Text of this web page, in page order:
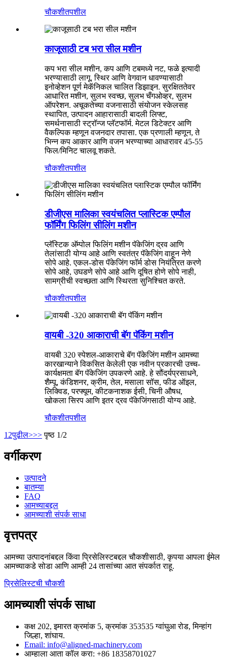
चौकशीतपशील
काजूसाठी टब भरा सील मशीन
कप भरा सील मशीन, कप आणि टबमध्ये नट, फळे इत्यादी
भरण्यासाठी लागू. स्थिर आणि वेगवान धावण्यासाठी
इनोव्हेशन पूर्ण मेकॅनिकल चालित डिझाइन. सुरक्षिततेवर
आधारित मशीन, सुलभ स्वच्छ, सुलभ चँगओव्हर, सुलभ
ऑपरेशन. अचूकतेच्या वजनासाठी संयोजन स्केलसह
स्थापित, उत्पादन आहारासाठी बादली लिफ्ट,
समर्थनासाठी स्ट्रॉन्ज प्लॅटफॉर्म. मेटल डिटेक्टर आणि
वैकल्पिक म्हणून वजनदार तपासा. एक प्रणाली म्हणून, ते
भिन्न कप आकार आणि वजन भरण्याच्या आधारावर 45-55
फिल/मिनिट चालवू शकते.
चौकशीतपशील
डीजीएस मालिका स्वयंचलित प्लास्टिक एम्पौल
फॉर्मिंग फिलिंग सीलिंग मशीन
प्लॅस्टिक अ‍ॅम्पोल फिलिंग मशीन पॅकेजिंग द्रव आणि
तेलांसाठी योग्य आहे आणि स्वतंत्र पॅकेजिंग वाहून नेणे
सोपे आहे. एकल-डोस पॅकेजिंग फॉर्म डोस नियंत्रित करणे
सोपे आहे, उघडणे सोपे आहे आणि दूषित होणे सोपे नाही,
सामग्रीची स्वच्छता आणि स्थिरता सुनिश्चित करते.
चौकशीतपशील
वायबी -320 आकाराची बॅग पॅकिंग मशीन
वायबी 320 स्पेशल-आकाराचे बॅग पॅकेजिंग मशीन आमच्या
कारखान्याने विकसित केलेली एक नवीन प्रकारची उच्च-
कार्यक्षमता बॅग पॅकेजिंग उपकरणे आहे. हे सौंदर्यप्रसाधने,
शैम्पू, कंडिशनर, क्रीम, तेल, मसाला सॉस, फीड ऑइल,
लिक्विड, परफ्यूम, कीटकनाशक ईसी, चिनी औषध,
खोकला सिरप आणि इतर द्रव पॅकेजिंगसाठी योग्य आहे.
चौकशीतपशील
1 2पुढील>>> पृष्ठ 1/2
वर्गीकरण
उत्पादने
बातम्या
FAQ
आमच्याबद्दल
आमच्याशी संपर्क साधा
वृत्तपत्र
आमच्या उत्पादनांबद्दल किंवा प्रिसेलिस्टबद्दल चौकशीसाठी, कृपया आपला ईमेल
आमच्याकडे सोडा आणि आम्ही 24 तासांच्या आत संपर्कात राहू.
प्रिसेलिस्टची चौकशी
आमच्याशी संपर्क साधा
कक्ष 202, इमारत क्रमांक 5, क्रमांक 353535 ग्वांघुआ रोड, मिन्हांग
जिल्हा, शांघाय.
Email: info@aligned-machinery.com
आम्हाला आता कॉल करा: +86 18358701027